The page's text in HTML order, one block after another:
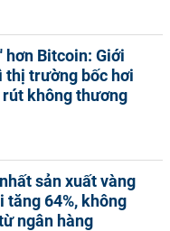
hơn Bitcoin: Giới
thị trường bốc hơi
rút không thương
sản xuất vàng
tăng 64%, không
ngân hàng